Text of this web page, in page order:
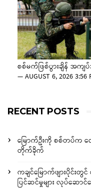
စစ်မက်ဖြစ်ပွားချိန် အက
—AUGUST 6, 2026 3:56
RECENT POSTS
မြောက်ဦးကို စစ်တပ်က လ
တိုက်ခိုက်
ကချင်မြောက်ဖျားပိုင်း
ပြင်ဆင်မှုများ လုပ်ဆောင်